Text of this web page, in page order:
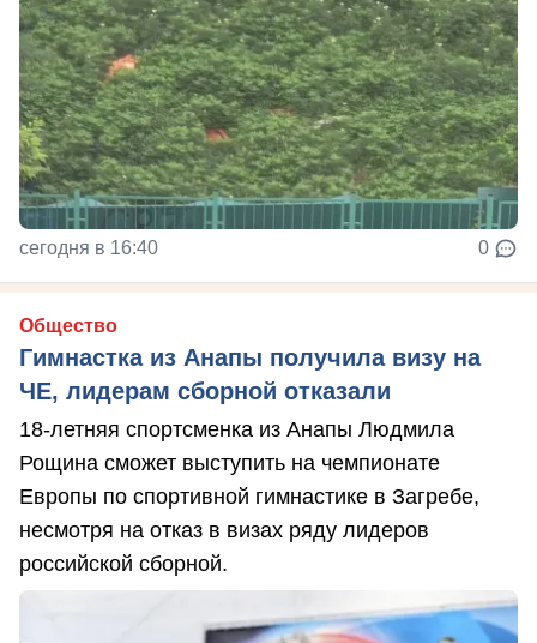
сегодня в 16:40 0
Общество
Гимнастка из Анапы получила визу на
ЧЕ, лидерам сборной отказали
18-летняя спортсменка из Анапы Людмила
Рощина сможет выступить на чемпионате
Европы по спортивной гимнастике в Загребе,
несмотря на отказ в визах ряду лидеров
российской сборной.